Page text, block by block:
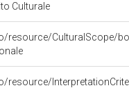
Culturale
resource/CulturalScope/
resource/